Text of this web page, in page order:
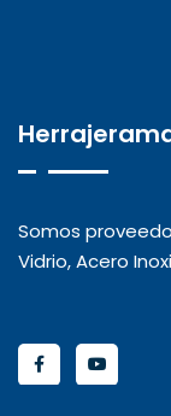
Somos
Vidrio, Acero